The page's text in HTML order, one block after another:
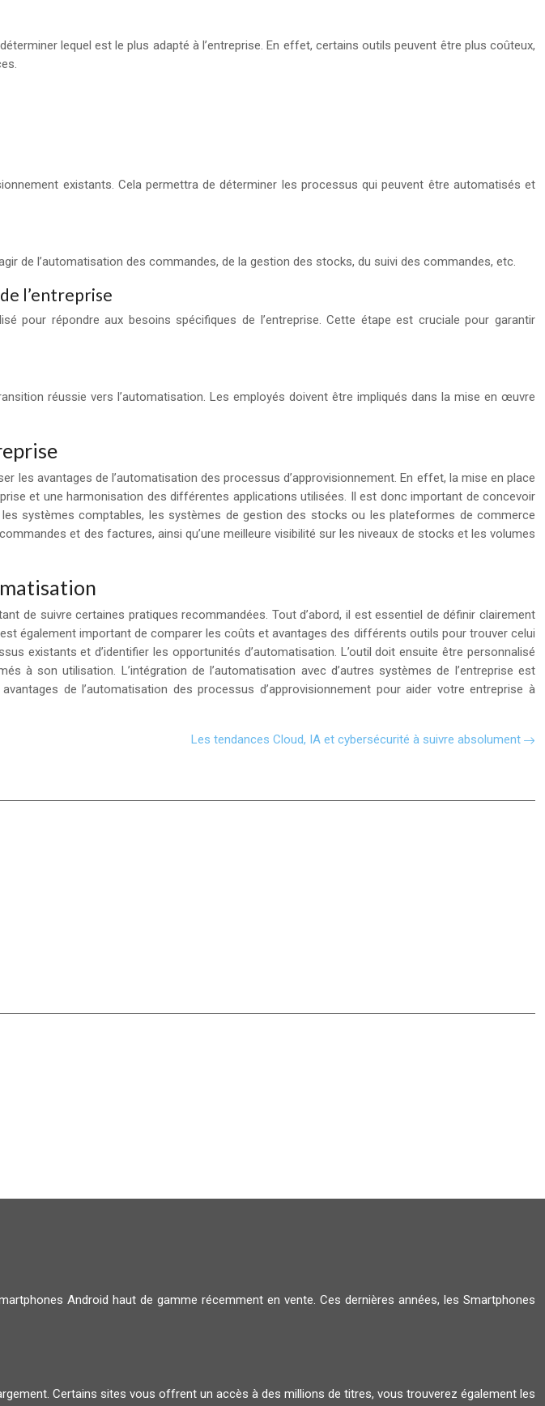
lequel est le plus adapté à l’entreprise. En effet, certains outils peuvent être plus coûteux,
existants. Cela permettra de déterminer les processus qui peuvent être automatisés et
de l’automatisation des commandes, de la gestion des stocks, du suivi des commandes, etc.
l’entreprise
pour répondre aux besoins spécifiques de l’entreprise. Cette étape est cruciale pour garantir
réussie vers l’automatisation. Les employés doivent être impliqués dans la mise en œuvre
les avantages de l’automatisation des processus d’approvisionnement. En effet, la mise en place
et une harmonisation des différentes applications utilisées. Il est donc important de concevoir
systèmes comptables, les systèmes de gestion des stocks ou les plateformes de commerce
et des factures, ainsi qu’une meilleure visibilité sur les niveaux de stocks et les volumes
de suivre certaines pratiques recommandées. Tout d’abord, il est essentiel de définir clairement
également important de comparer les coûts et avantages des différents outils pour trouver celui
existants et d’identifier les opportunités d’automatisation. L’outil doit ensuite être personnalisé
à son utilisation. L’intégration de l’automatisation avec d’autres systèmes de l’entreprise est
de l’automatisation des processus d’approvisionnement pour aider votre entreprise à
Les tendances Cloud, IA et cybersécurité à suivre absolument
Android haut de gamme récemment en vente. Ces dernières années, les Smartphones
Certains sites vous offrent un accès à des millions de titres, vous trouverez également les